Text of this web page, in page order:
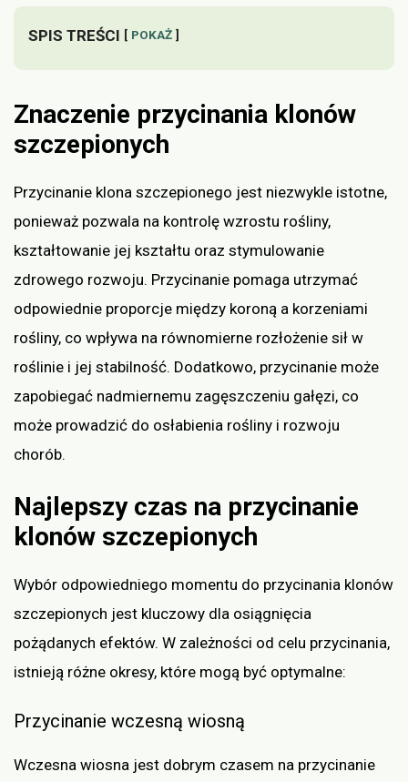
SPIS TREŚCI POKAŻ
Znaczenie przycinania klonów
szczepionych
Przycinanie klona szczepionego jest niezwykle istotne,
ponieważ pozwala na kontrolę wzrostu rośliny,
kształtowanie jej kształtu oraz stymulowanie
zdrowego rozwoju. Przycinanie pomaga utrzymać
odpowiednie proporcje między koroną a korzeniami
rośliny, co wpływa na równomierne rozłożenie sił w
roślinie i jej stabilność. Dodatkowo, przycinanie może
zapobiegać nadmiernemu zagęszczeniu gałęzi, co
może prowadzić do osłabienia rośliny i rozwoju
chorób.
Najlepszy czas na przycinanie
klonów szczepionych
Wybór odpowiedniego momentu do przycinania klonów
szczepionych jest kluczowy dla osiągnięcia
pożądanych efektów. W zależności od celu przycinania,
istnieją różne okresy, które mogą być optymalne:
Przycinanie wczesną wiosną
Wczesna wiosna jest dobrym czasem na przycinanie